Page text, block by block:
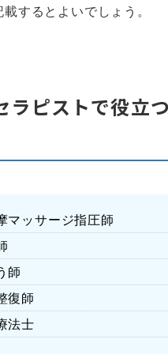
するとよいでしょう。
ラピストで役立
マッサージ指圧師
師
復師
法士